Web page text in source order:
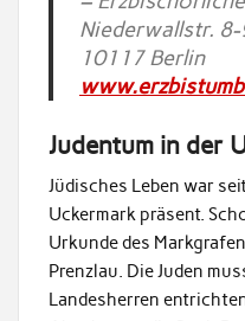
Niederwallstr.
10117 Berlin
Judentum in der
Jüdisches Leben war
Uckermark präsent.
Urkunde des
Prenzlau. Die Juden
Landesherren